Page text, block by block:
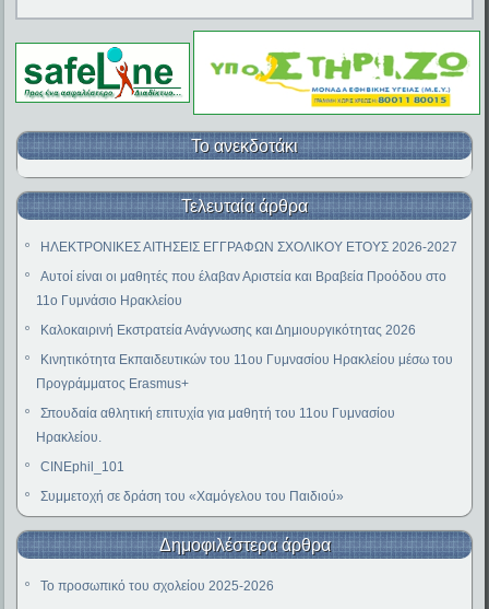
Το ανεκδοτάκι
Τελευταία άρθρα
ΗΛΕΚΤΡΟΝΙΚΕΣ ΑΙΤΗΣΕΙΣ ΕΓΓΡΑΦΩΝ ΣΧΟΛΙΚΟΥ ΕΤΟΥΣ 2026-2027
Αυτοί είναι οι μαθητές που έλαβαν Αριστεία και Βραβεία Προόδου στο
11ο Γυμνάσιο Ηρακλείου
Καλοκαιρινή Εκστρατεία Ανάγνωσης και Δημιουργικότητας 2026
Κινητικότητα Εκπαιδευτικών του 11ου Γυμνασίου Ηρακλείου μέσω του
Προγράμματος Erasmus+
Σπουδαία αθλητική επιτυχία για μαθητή του 11ου Γυμνασίου
Ηρακλείου.
CINEphil_101
Συμμετοχή σε δράση του «Χαμόγελου του Παιδιού»
Δημοφιλέστερα άρθρα
Το προσωπικό του σχολείου 2025-2026